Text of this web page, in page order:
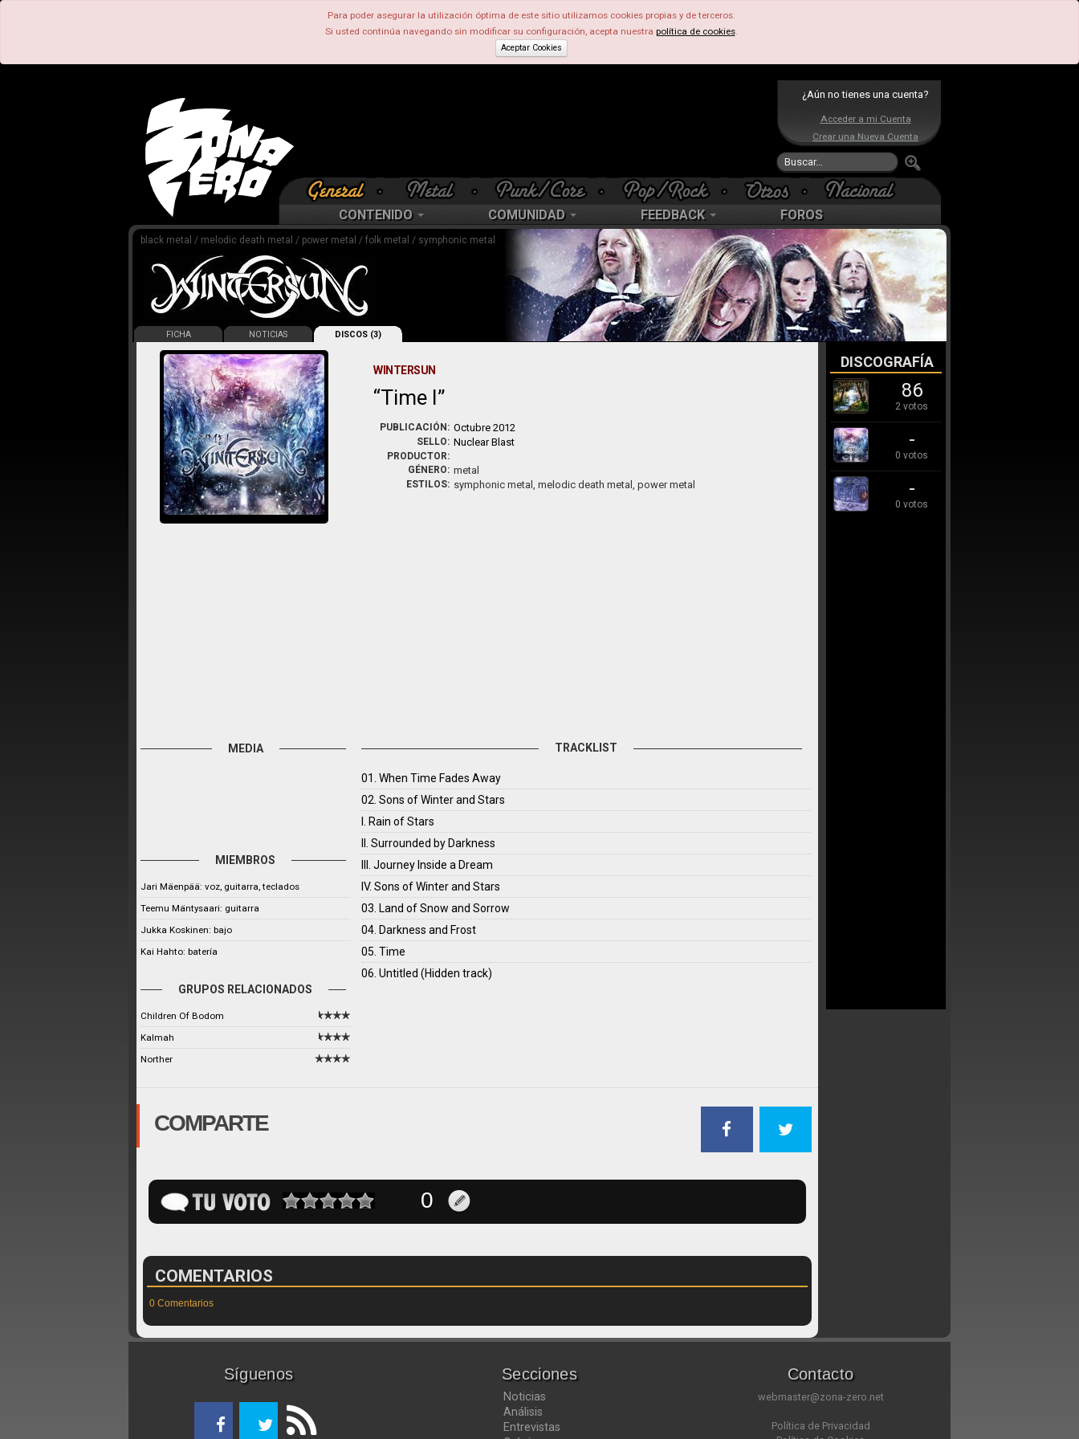
Para poder asegurar la utilización óptima de este sitio utilizamos cookies propias y de terceros.
Si usted continúa navegando sin modificar su configuración, acepta nuestra política de cookies.
Aceptar Cookies
¿Aún no tienes una cuenta?
Acceder a mi Cuenta
Crear una Nueva Cuenta
CONTENIDO COMUNIDAD FEEDBACK FOROS
black metal / melodic death metal / power metal / folk metal / symphonic metal
FICHA NOTICIAS DISCOS (3)
WINTERSUN
Time I
PUBLICACIÓN: Octubre 2012
SELLO: Nuclear Blast
PRODUCTOR:
GÉNERO: metal
ESTILOS: symphonic metal, melodic death metal, power metal
MEDIA
MIEMBROS
Jari Mäenpää: voz, guitarra, teclados
Teemu Mäntysaari: guitarra
Jukka Koskinen: bajo
Kai Hahto: batería
GRUPOS RELACIONADOS
Children Of Bodom
Kalmah
Norther
TRACKLIST
01. When Time Fades Away
02. Sons of Winter and Stars
I. Rain of Stars
II. Surrounded by Darkness
III. Journey Inside a Dream
IV. Sons of Winter and Stars
03. Land of Snow and Sorrow
04. Darkness and Frost
05. Time
06. Untitled (Hidden track)
COMPARTE
COMENTARIOS
0 Comentarios
DISCOGRAFÍA
86
2 votos
-
0 votos
-
0 votos
Síguenos Secciones
Noticias
Análisis
Entrevistas
Contacto
webmaster@zona-zero.net
Política de Privacidad